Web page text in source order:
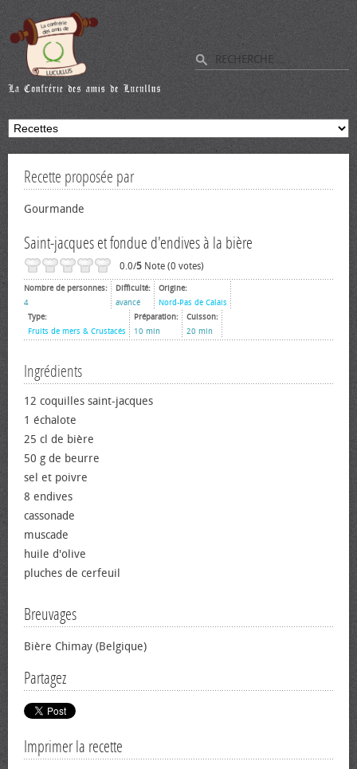
Recette proposée par
Gourmande
Saint-jacques et fondue d'endives à la bière
0.0/5 Note (0 votes)
Nombre de personnes:
4
Difficulté:
avancé
Origine:
Nord-Pas de Calais
Type:
Fruits de mers & Crustacés
Préparation:
10 min
Cuisson:
20 min
Ingrédients
12 coquilles saint-jacques
1 échalote
25 cl de bière
50 g de beurre
sel et poivre
8 endives
cassonade
muscade
huile d'olive
pluches de cerfeuil
Breuvages
Bière Chimay (Belgique)
Partagez
Imprimer la recette